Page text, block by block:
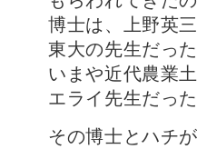
博士は、上野英
東大の先生だっ
いまや近代農業
エライ先生だっ
その博士とハチ